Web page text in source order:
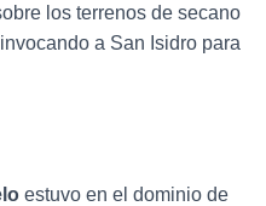
los terrenos de secano
a San Isidro para
estuvo en el dominio de